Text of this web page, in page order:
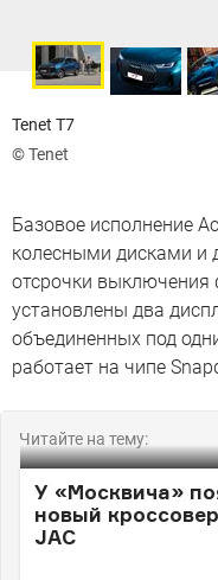
Tenet T7
© Tenet
Базовое исполнение
колесными дисками и
отсрочки выключения
установлены два
объединенных под
работает на чипе
Читайте на тему:
У «Москвича»
новый
JAC